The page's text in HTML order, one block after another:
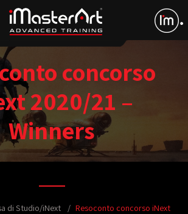
concorso
2020/21 –
Winners
di Studio/iNext
Resoconto concorso iNext